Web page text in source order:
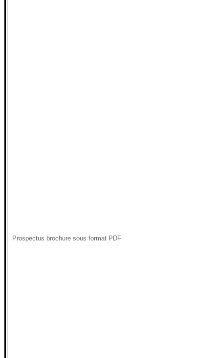
Prospectus brochure sous format PDF